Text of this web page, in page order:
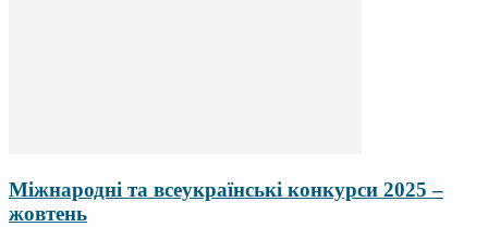
Міжнародні та всеукраїнські конкурси 2025 –
жовтень